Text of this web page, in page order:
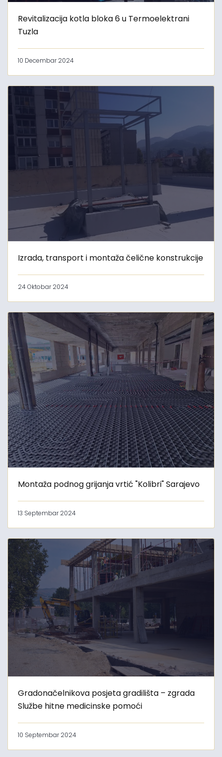
Revitalizacija kotla bloka 6 u Termoelektrani
Tuzla
10 Decembar 2024
Izrada, transport i montaža čelične konstrukcije
24 Oktobar 2024
Montaža podnog grijanja vrtić "Kolibri" Sarajevo
13 Septembar 2024
Gradonačelnikova posjeta gradilišta – zgrada
Službe hitne medicinske pomoći
10 Septembar 2024